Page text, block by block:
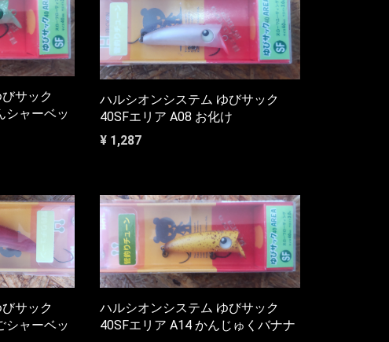
サック
シャーベッ
ハルシオンシステム ゆびサック
40SFエリア A08 お化け
¥ 1,287
サック
シャーベッ
ハルシオンシステム ゆびサック
40SFエリア A14 かんじゅくバナナ